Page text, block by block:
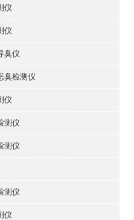
仪
仪
臭仪
臭检测仪
仪
测仪
测仪
测仪
仪